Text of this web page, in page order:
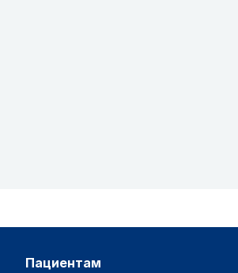
пациентам